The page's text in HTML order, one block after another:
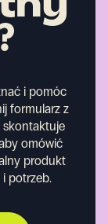
i pomóc
formularz z
skontaktuje
omówić
produkt
potrzeb.